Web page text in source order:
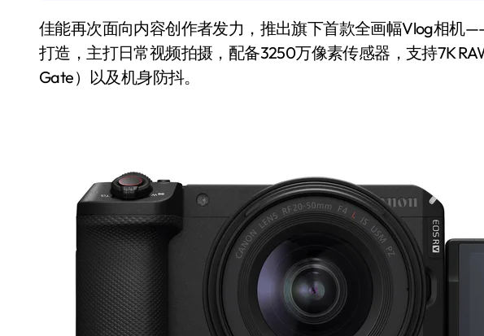
你的U盘格式对了吗？详解exFAT和NTFS的终极对决
维修店最怕的“作死”操作：把手机塞冰箱，你中招了吗？
国际首次！中国钙钛矿探测器太空“开箱”，一边探测射线
小米涨价！K90跳上3099，小米17标准版逼近4800
长鑫上市只是开胃菜：合肥正在下一盘你看不懂的大棋
耳机低音像白开水？90%的人第一步就做错了
复古玩家狂喜：Anbernic第三次复刻GBA SP，情怀拉满
佳能再次面向内容创作者发力，推出旗下首款全画幅Vlog相机——EOS R6 V。这款相机基于R6 III
打造，主打日常视频拍摄，配备3250万像素传感器，支持7K
Gate）以及机身防抖。